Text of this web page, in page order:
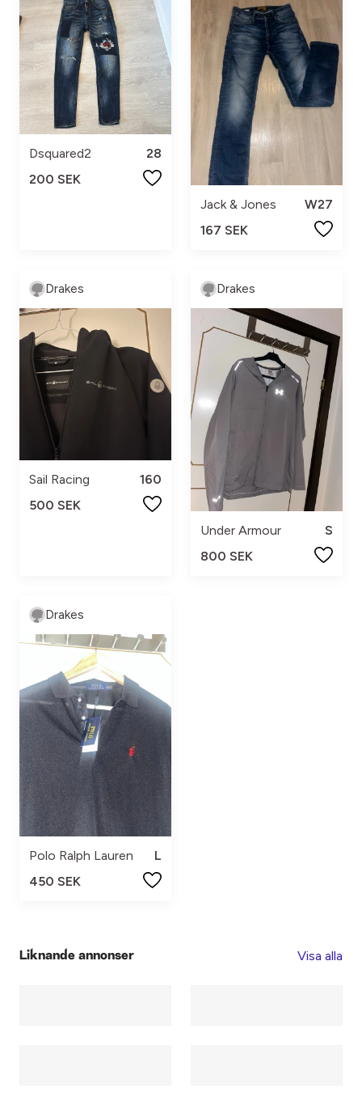
Dsquared2
28
200 SEK
Jack & Jones
W27
167 SEK
Drakes
Sail Racing
160
500 SEK
Drakes
Under Armour
S
800 SEK
Drakes
Polo Ralph Lauren
L
450 SEK
Liknande annonser Visa alla